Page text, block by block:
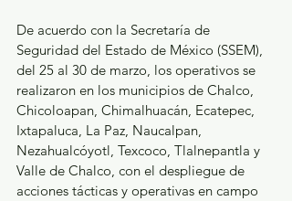
De acuerdo con la Secretaría de
Seguridad del Estado de México (SSEM),
del 25 al 30 de marzo, los operativos se
realizaron en los municipios de Chalco,
Chicoloapan, Chimalhuacán, Ecatepec,
Ixtapaluca, La Paz, Naucalpan,
Nezahualcóyotl, Texcoco, Tlalnepantla y
Valle de Chalco, con el despliegue de
acciones tácticas y operativas en campo